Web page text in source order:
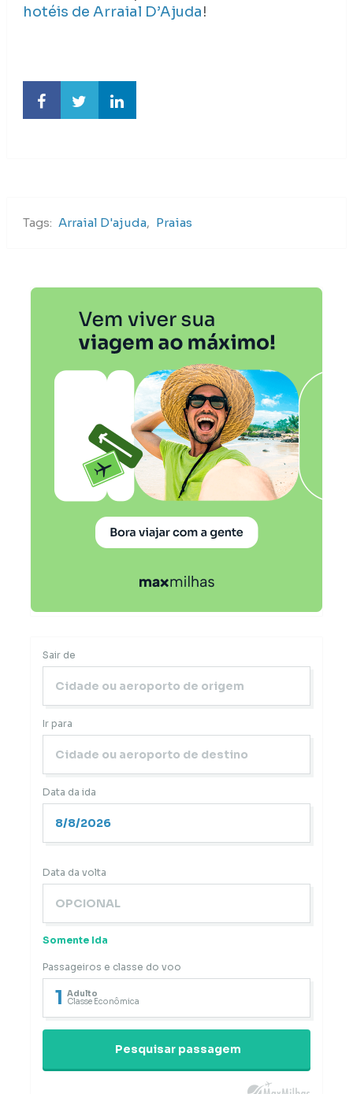
hotéis de Arraial D’Ajuda!
Tags: Arraial D'ajuda, Praias
Sair de
Ir para
Data da ida
Data da volta
Somente Ida
Passageiros e classe do voo
1 Adulto
Classe Econômica
Pesquisar passagem